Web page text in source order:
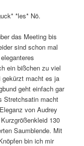
*les* Nö.
das Meeting bis
sind schon mal
ein bißchen zu viel
gekürzt macht es ja
geht einfach gar
Stretchsatin macht
von Audrey
130
Saumblende. Mit
bin ich mir